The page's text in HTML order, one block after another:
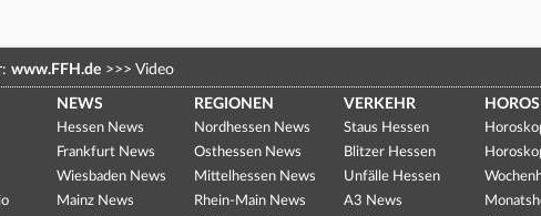
www.FFH.de >>> Video
NEWS
Hessen News
Frankfurt News
Wiesbaden News
Mainz News
REGIONEN
Nordhessen News
Osthessen News
Mittelhessen News
Rhein-Main News
VERKEHR
Staus Hessen
Blitzer Hessen
Unfälle Hessen
A3 News